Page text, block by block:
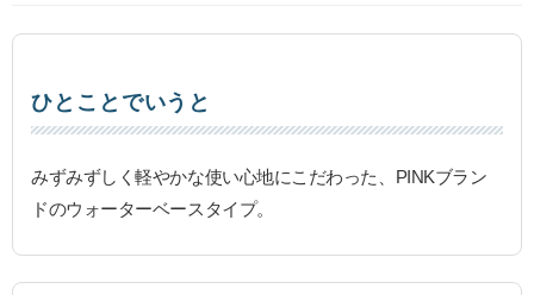
ひとことでいうと
みずみずしく軽やかな使い心地にこだわった、PINKブラン
ドのウォーターベースタイプ。